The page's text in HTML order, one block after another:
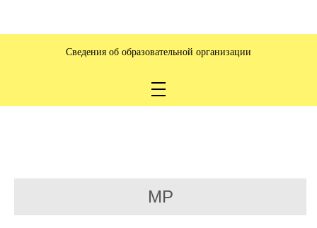
МР
Сведения об образовательной организации